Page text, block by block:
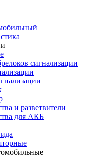
сигнализации
и разветвители
для АКБ